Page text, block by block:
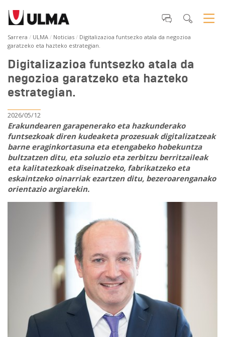
Sarrera ULMA Noticias
Digitalizazioa funtsezko atala da negozioa
garatzeko eta hazteko estrategian.
Digitalizazioa funtsezko atala da
negozioa garatzeko eta hazteko
estrategian.
2026/05/12
Erakundearen garapenerako eta hazkunderako
funtsezkoak diren kudeaketa prozesuak digitalizatzeak
barne eraginkortasuna eta etengabeko hobekuntza
bultzatzen ditu, eta soluzio eta zerbitzu berritzaileak
eta kalitatezkoak diseinatzeko, fabrikatzeko eta
eskaintzeko oinarriak ezartzen ditu, bezeroarenganako
orientazio argiarekin.